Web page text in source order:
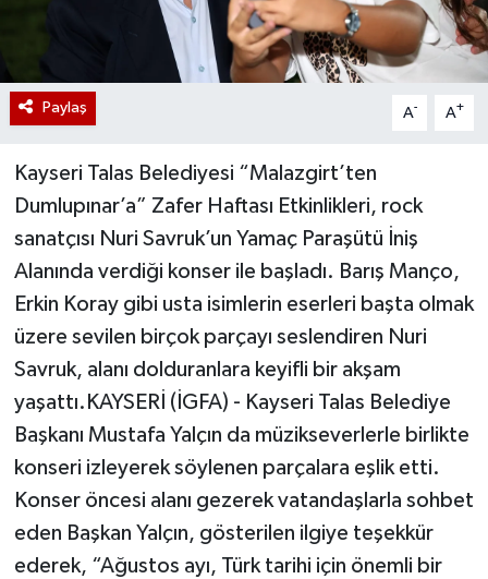
Paylaş A- A+
Kayseri Talas Belediyesi “Malazgirt’ten
Dumlupınar’a” Zafer Haftası Etkinlikleri, rock
sanatçısı Nuri Savruk’un Yamaç Paraşütü İniş
Alanında verdiği konser ile başladı. Barış Manço,
Erkin Koray gibi usta isimlerin eserleri başta olmak
üzere sevilen birçok parçayı seslendiren Nuri
Savruk, alanı dolduranlara keyifli bir akşam
yaşattı.KAYSERİ (İGFA) - Kayseri Talas Belediye
Başkanı Mustafa Yalçın da müzikseverlerle birlikte
konseri izleyerek söylenen parçalara eşlik etti.
Konser öncesi alanı gezerek vatandaşlarla sohbet
eden Başkan Yalçın, gösterilen ilgiye teşekkür
ederek, “Ağustos ayı, Türk tarihi için önemli bir